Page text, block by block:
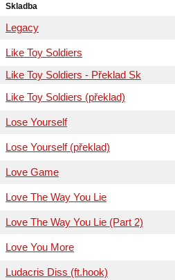
Skladba
Legacy
Like Toy Soldiers
Like Toy Soldiers - Překlad Sk
Like Toy Soldiers (překlad)
Lose Yourself
Lose Yourself (překlad)
Love Game
Love The Way You Lie
Love The Way You Lie (Part 2)
Love You More
Ludacris Diss (ft.hook)